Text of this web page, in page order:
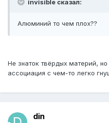
invisible сказал:
Алюминий то чем плох??
Не знаток твёрдых материй,
ассоциация с чем-то легко
din